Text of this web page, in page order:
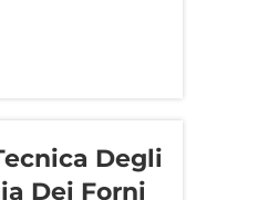
dei costi di
Degli
Dei Forni